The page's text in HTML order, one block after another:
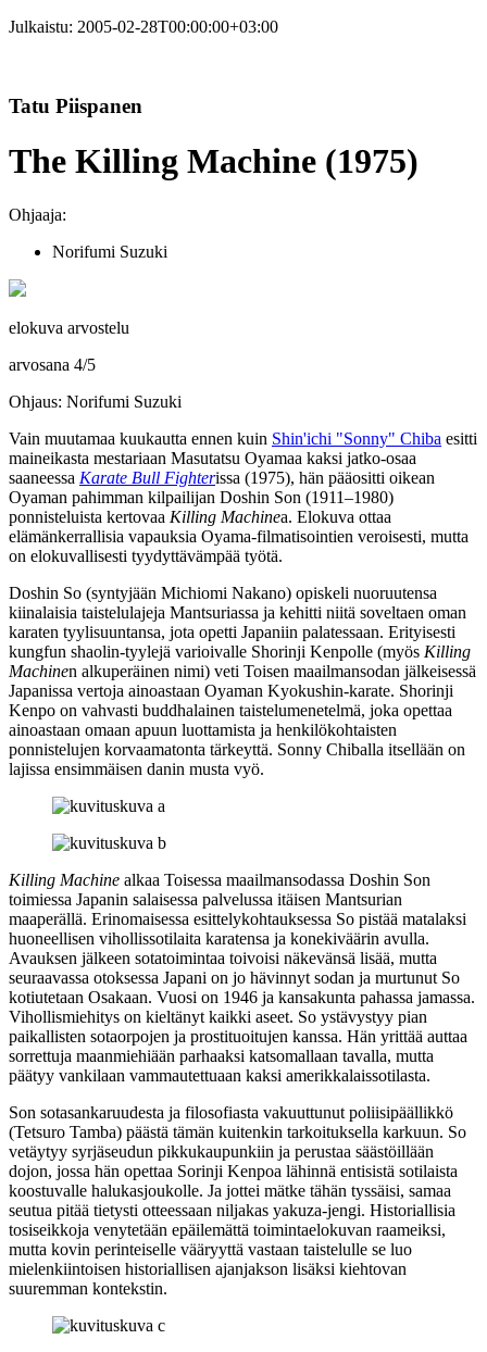
Julkaistu: 2005-02-28T00:00:00+03:00
Tatu Piispanen
The Killing Machine (1975)
Ohjaaja:
Norifumi Suzuki
elokuva arvostelu
arvosana 4/5
Ohjaus: Norifumi Suzuki
Vain muutamaa kuukautta ennen kuin Shin'ichi "Sonny" Chiba esitti
maineikasta mestariaan Masutatsu Oyamaa kaksi jatko-osaa
saaneessa Karate Bull Fighterissa (1975), hän pääositti oikean
Oyaman pahimman kilpailijan Doshin Son (1911–1980)
ponnisteluista kertovaa Killing Machinea. Elokuva ottaa
elämänkerrallisia vapauksia Oyama-filmatisointien veroisesti, mutta
on elokuvallisesti tyydyttävämpää työtä.
Doshin So (syntyjään Michiomi Nakano) opiskeli nuoruutensa
kiinalaisia taistelulajeja Mantsuriassa ja kehitti niitä soveltaen oman
karaten tyylisuuntansa, jota opetti Japaniin palatessaan. Erityisesti
kungfun shaolin-tyylejä varioivalle Shorinji Kenpolle (myös Killing
Machinen alkuperäinen nimi) veti Toisen maailmansodan jälkeisessä
Japanissa vertoja ainoastaan Oyaman Kyokushin-karate. Shorinji
Kenpo on vahvasti buddhalainen taistelumenetelmä, joka opettaa
ainoastaan omaan apuun luottamista ja henkilökohtaisten
ponnistelujen korvaamatonta tärkeyttä. Sonny Chiballa itsellään on
lajissa ensimmäisen danin musta vyö.
Killing Machine alkaa Toisessa maailmansodassa Doshin Son
toimiessa Japanin salaisessa palvelussa itäisen Mantsurian
maaperällä. Erinomaisessa esittelykohtauksessa So pistää matalaksi
huoneellisen vihollissotilaita karatensa ja konekiväärin avulla.
Avauksen jälkeen sotatoimintaa toivoisi näkevänsä lisää, mutta
seuraavassa otoksessa Japani on jo hävinnyt sodan ja murtunut So
kotiutetaan Osakaan. Vuosi on 1946 ja kansakunta pahassa jamassa.
Vihollismiehitys on kieltänyt kaikki aseet. So ystävystyy pian
paikallisten sotaorpojen ja prostituoitujen kanssa. Hän yrittää auttaa
sorrettuja maanmiehiään parhaaksi katsomallaan tavalla, mutta
päätyy vankilaan vammautettuaan kaksi amerikkalaissotilasta.
Son sotasankaruudesta ja filosofiasta vakuuttunut poliisipäällikkö
(Tetsuro Tamba) päästä tämän kuitenkin tarkoituksella karkuun. So
vetäytyy syrjäseudun pikkukaupunkiin ja perustaa säästöillään
dojon, jossa hän opettaa Sorinji Kenpoa lähinnä entisistä sotilaista
koostuvalle halukasjoukolle. Ja jottei mätke tähän tyssäisi, samaa
seutua pitää tietysti otteessaan niljakas yakuza-jengi. Historiallisia
tosiseikkoja venytetään epäilemättä toimintaelokuvan raameiksi,
mutta kovin perinteiselle vääryyttä vastaan taistelulle se luo
mielenkiintoisen historiallisen ajanjakson lisäksi kiehtovan
suuremman kontekstin.